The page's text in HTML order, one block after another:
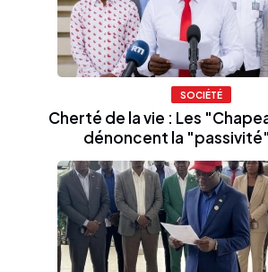
SOCIÉTÉ
Cherté de la vie : Les
dénoncent la